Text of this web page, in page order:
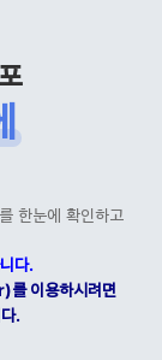
한눈에 확인하고
다.
이용하시려면
.